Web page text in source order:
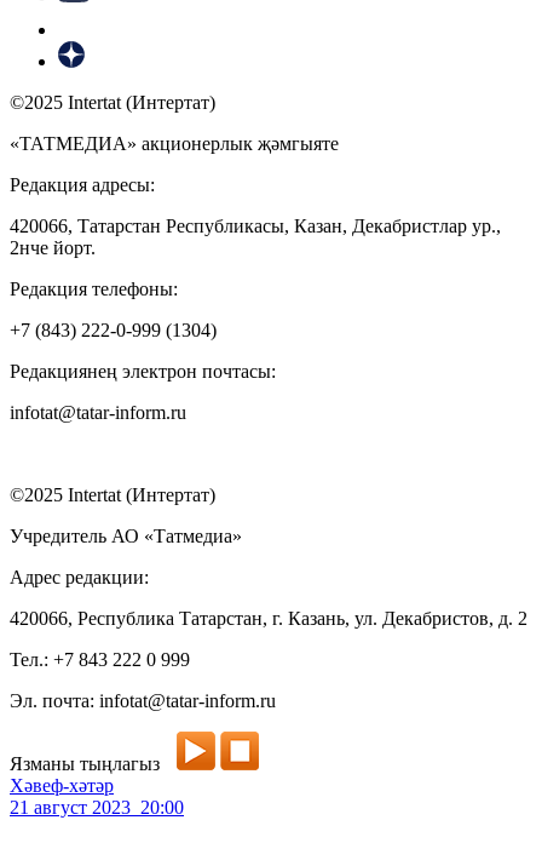
©2025 Intertat (Интертат)
«ТАТМЕДИА» акционерлык җәмгыяте
Редакция адресы:
420066, Татарстан Республикасы, Казан, Декабристлар ур.,
2нче йорт.
Редакция телефоны:
+7 (843) 222-0-999 (1304)
Редакциянең электрон почтасы:
infotat@tatar-inform.ru
©2025 Intertat (Интертат)
Учредитель АО «Татмедиа»
Адрес редакции:
420066, Республика Татарстан, г. Казань, ул. Декабристов, д. 2
Тел.: +7 843 222 0 999
Эл. почта: infotat@tatar-inform.ru
Язманы тыңлагыз
Хәвеф-хәтәр
21 август 2023 20:00